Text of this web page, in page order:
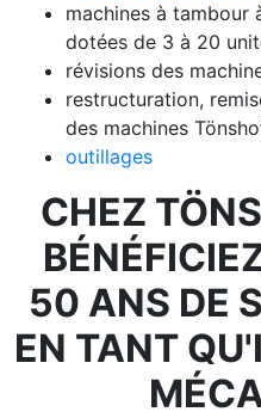
machines à tambour
dotées de 3 à 20
révisions des
restructuration,
des machines
outillages
CHEZ
50 ANS DE
EN TANT